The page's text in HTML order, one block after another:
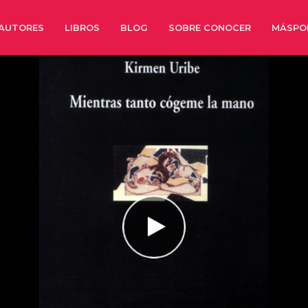
LIBROS BLOG SOBRE CONOCER